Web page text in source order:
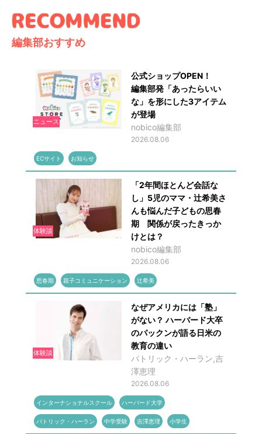
編集部おすすめ
ニュース
公式ショップOPEN！
編集部発「あったらいい
な」を形にした3アイテム
が登場
nobico編集部
2026.08.06
ECサイト お知らせ
体験談
「2年間ほとんど会話な
し」5児のママ・辻希美さ
んも悩んだ子どもの思春
期 関係が戻ったきっか
けとは？
nobico編集部
2026.08.06
思春期 親子コミュニケーション 辻希美
体験談
なぜアメリカには「塾」
がない？ ハーバード大卒
のパックンが語る日米の
教育の違い
パトリック・ハーラン,吉
澤恵理
2026.08.06
インターナショナルスクール ハーバード大学
パトリック・ハーラン 中学受験 吉澤恵理 小学生